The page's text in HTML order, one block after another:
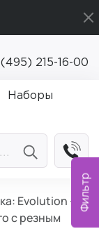
Фильтр
000₽
000₽
215-16-00
Наборы
Evolution -
c резным